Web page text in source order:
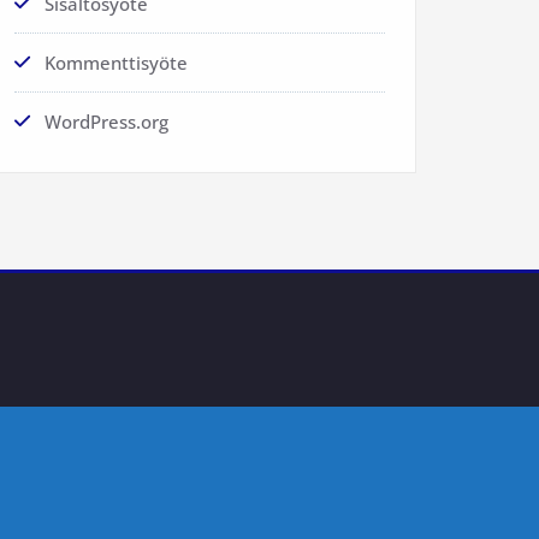
Kommenttisyöte
WordPress.org